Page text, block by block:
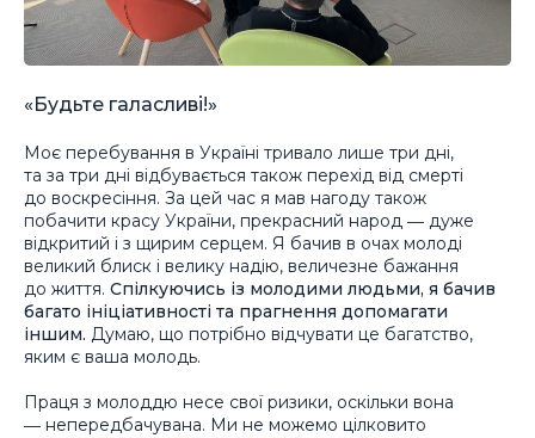
«Будьте галасливі!»
Моє перебування в Україні тривало лише три дні,
та за три дні відбувається також перехід від смерті
до воскресіння. За цей час я мав нагоду також
побачити красу України, прекрасний народ ― дуже
відкритий і з щирим серцем. Я бачив в очах молоді
великий блиск і велику надію, величезне бажання
до життя. Спілкуючись із молодими людьми, я бачив
багато ініціативності та прагнення допомагати
іншим. Думаю, що потрібно відчувати це багатство,
яким є ваша молодь.
Праця з молоддю несе свої ризики, оскільки вона
― непередбачувана. Ми не можемо цілковито